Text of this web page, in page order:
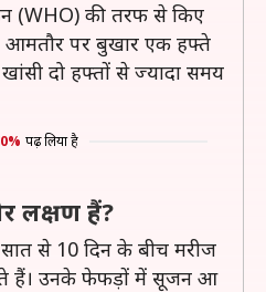
(WHO) की तरफ से किए
पर बुखार एक हफ्ते
दो हफ्तों से ज्यादा समय
पढ़ लिया है
लक्षण हैं?
से 10 दिन के बीच मरीज
हैं। उनके फेफड़ों में सूजन आ